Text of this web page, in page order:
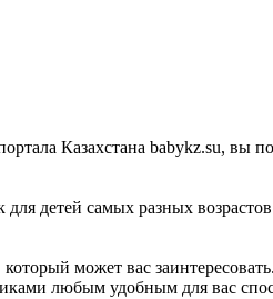
Казахстана babykz.su,
детей самых разных
может вас
любым удобным для вас